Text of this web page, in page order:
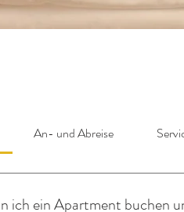
An- und Abreise
ich ein Apartment buchen